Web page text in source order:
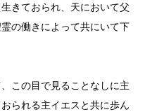
きておられ、天において父
の働きによって共にいて下
この目で見ることなしに主
られる主イエスと共に歩ん